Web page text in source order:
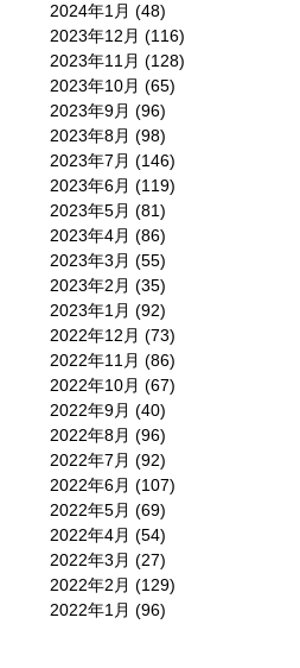
2024年1月 (48)
2023年12月 (116)
2023年11月 (128)
2023年10月 (65)
2023年9月 (96)
2023年8月 (98)
2023年7月 (146)
2023年6月 (119)
2023年5月 (81)
2023年4月 (86)
2023年3月 (55)
2023年2月 (35)
2023年1月 (92)
2022年12月 (73)
2022年11月 (86)
2022年10月 (67)
2022年9月 (40)
2022年8月 (96)
2022年7月 (92)
2022年6月 (107)
2022年5月 (69)
2022年4月 (54)
2022年3月 (27)
2022年2月 (129)
2022年1月 (96)